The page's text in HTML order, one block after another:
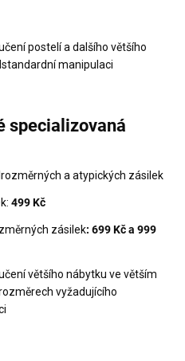
postelí a dalšího většího
manipulaci
specializovaná
a atypických zásilek
499 Kč
zásilek: 699 Kč a 999
většího nábytku ve větším
vyžadujícího